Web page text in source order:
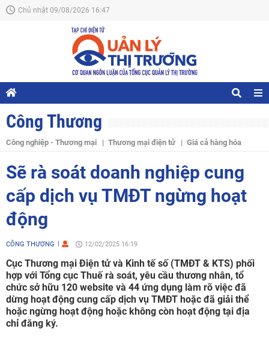
Chủ nhật 09/08/2026 16:47
Công Thương
Công nghiệp - Thương mại Thương mại điện tử Giá cả hàng hóa
Sẽ rà soát doanh nghiệp cung
cấp dịch vụ TMĐT ngừng hoạt
động
CÔNG THƯƠNG 12/02/2025 16:19
Cục Thương mại Điện tử và Kinh tế số (TMĐT & KTS) phối
hợp với Tổng cục Thuế rà soát, yêu cầu thương nhân, tổ
chức sở hữu 120 website và 44 ứng dụng làm rõ việc đã
dừng hoạt động cung cấp dịch vụ TMĐT hoặc đã giải thể
hoặc ngừng hoạt động hoặc không còn hoạt động tại địa
chỉ đăng ký.